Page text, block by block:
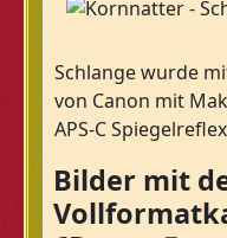
Schlange wurde
von Canon mit
APS-C
Bilder mit